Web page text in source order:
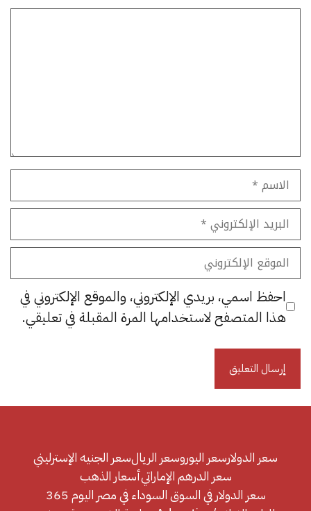
الاسم
البريد
الإلكتروني
الموقع
الإلكتروني
احفظ اسمي، بريدي الإلكتروني، والموقع الإلكتروني في
هذا المتصفح لاستخدامها المرة المقبلة في تعليقي.
سعر الدولارسعر اليوروسعر الريالسعر الجنيه الإسترليني
سعر الدرهم الإماراتيأسعار الذهب
سعر الدولار في السوق السوداء في مصر اليوم 365